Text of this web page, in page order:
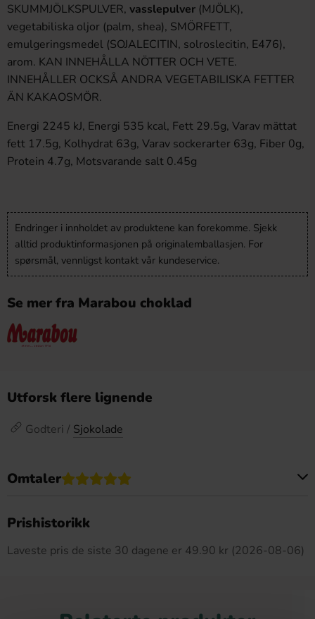
SKUMMJÖLKSPULVER, vasslepulver (MJÖLK),
vegetabiliska oljor (palm, shea), SMÖRFETT,
emulgeringsmedel (SOJALECITIN, solroslecitin, E476),
arom. KAN INNEHÅLLA NÖTTER OCH VETE.
INNEHÅLLER OCKSÅ ANDRA VEGETABILISKA FETTER
ÄN KAKAOSMÖR.
Energi 2245 kJ, Energi 535 kcal, Fett 29.5g, Varav mättat
fett 17.5g, Kolhydrat 63g, Varav sockerarter 63g, Fiber 0g,
Protein 4.7g, Motsvarande salt 0.45g
Endringer i innholdet av produktene kan forekomme. Sjekk
alltid produktinformasjonen på originalemballasjen. For
spørsmål, vennligst kontakt vår kundeservice.
Se mer fra Marabou choklad
Utforsk flere lignende
Godteri / Sjokolade
Omtaler
Prishistorikk
Laveste pris de siste 30 dagene er 49.90 kr (2026-08-06)